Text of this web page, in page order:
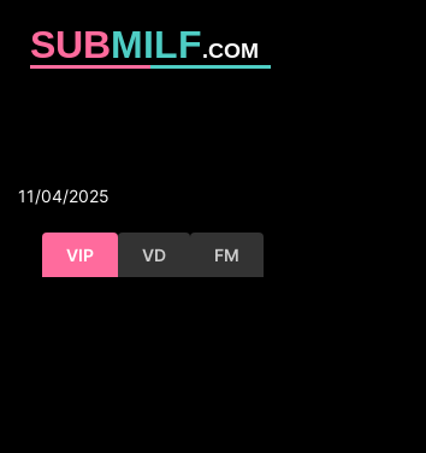
SUBMILF.COM
11/04/2025
VIP VD FM